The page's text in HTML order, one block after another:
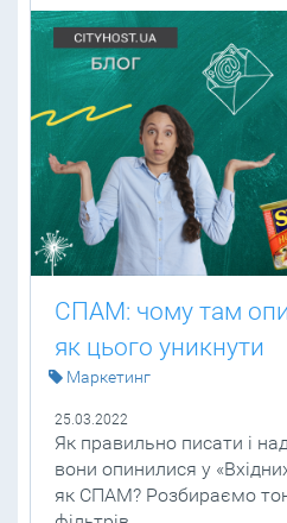
СПАМ: чому там
як цього уникнути
Маркетинг
25.03.2022
Як правильно писати і
вони опинилися у
як СПАМ? Розбираємо